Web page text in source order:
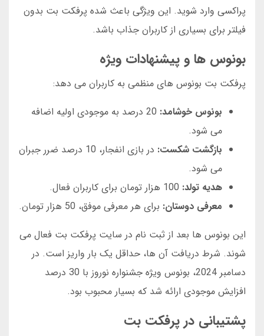
پراکسی وارد شوید. این ویژگی باعث شده پرفکت بت بدون
فیلتر برای بسیاری از کاربران جذاب باشد.
بونوس ها و پیشنهادات ویژه
پرفکت بت بونوس های منظمی به کاربران می دهد:
بونوس خوشامد:
20 درصد به موجودی اولیه اضافه
می شود.
بازگشت شکست:
در بازی انفجار، 10 درصد ضرر جبران
می شود.
هدیه تولد:
معرفی دوستان: برای هر معرفی موفق، 50 هزار تومان.
این بونوس ها بعد از ثبت نام در سایت پرفکت بت فعال می
شوند. شرط دریافت آن ها، حداقل یک بار واریز است. در
دسامبر 2024، بونوس ویژه جشنواره نوروز با 30 درصد
افزایش موجودی ارائه شد که بسیار محبوب بود.
پشتیبانی در پرفکت بت